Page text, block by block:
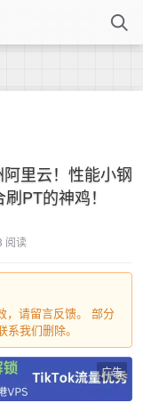
里云！性能小钢
PT的神鸡！
阅读
，请留言反馈。 部分
我们删除。
广告